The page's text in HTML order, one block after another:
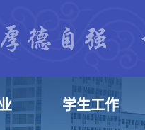
学生工作